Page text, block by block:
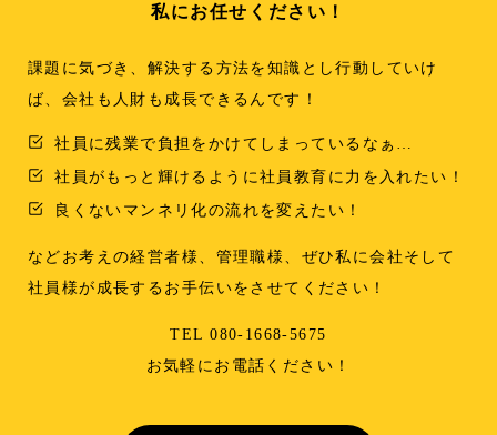
私にお任せください！
課題に気づき、解決する方法を知識とし行動していけ
ば、会社も人財も成長できるんです！
社員に残業で負担をかけてしまっているなぁ…
社員がもっと輝けるように社員教育に力を入れたい！
良くないマンネリ化の流れを変えたい！
などお考えの経営者様、管理職様、ぜひ私に会社そして
社員様が成長するお手伝いをさせてください！
TEL 080-1668-5675
お気軽にお電話ください！